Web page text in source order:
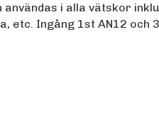
i alla vätskor
etc. Ingång 1st AN12 och